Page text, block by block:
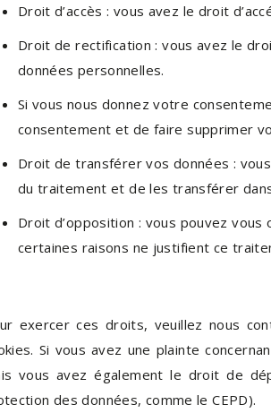
Droit d’accès : vous avez le droit
Droit de rectification : vous avez le
données personnelles.
Si vous nous donnez votre
consentement et de faire supprimer
Droit de transférer vos données :
du traitement et de les transférer
Droit d’opposition : vous pouvez
certaines raisons ne justifient ce
exercer ces droits, veuillez nous
Si vous avez une plainte
vous avez également le droit de
des données, comme le CEPD).